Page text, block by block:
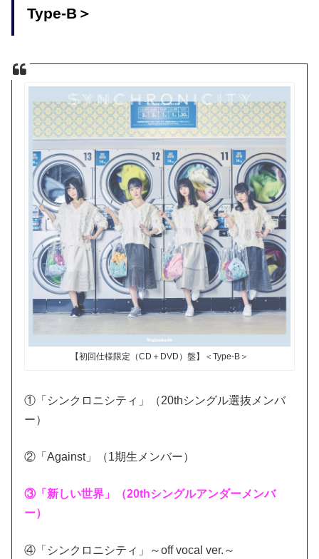
Type-B＞
【初回仕様限定（CD＋DVD）盤】＜Type-B＞
①「シンクロニシティ」（20thシングル選抜メンバ
ー）
②「Against」（1期生メンバー）
③「新しい世界」（20thシングルアンダーメンバ
ー）
④「シンクロニシティ」～off vocal ver.～